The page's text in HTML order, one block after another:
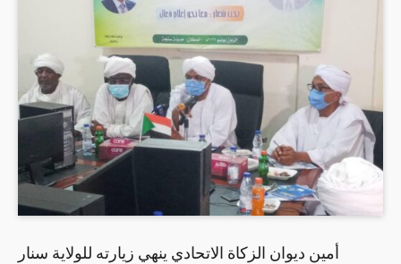
أمين ديوان الزكاة الاتحادي ينهي زيارته للولاية سنار